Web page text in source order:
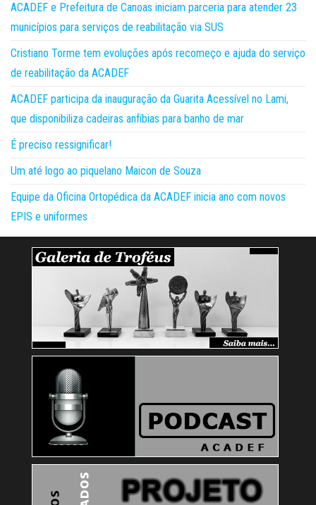
ACADEF e Prefeitura de Canoas iniciam parceria para atender 23
municípios para serviços de reabilitação via SUS
Cristiano Torme tem evoluções após recomeço e ajuda do serviço
de reabilitação da ACADEF
ACADEF participa da inauguração da Guarita Acessível no Lami,
que disponibiliza cadeiras anfíbias para banho de mar
É preciso ressignificar!
Um até logo ao piquelano Maicon de Souza
Equipe da Oficina Ortopédica da ACADEF inicia ano com novos
EPIS e uniformes